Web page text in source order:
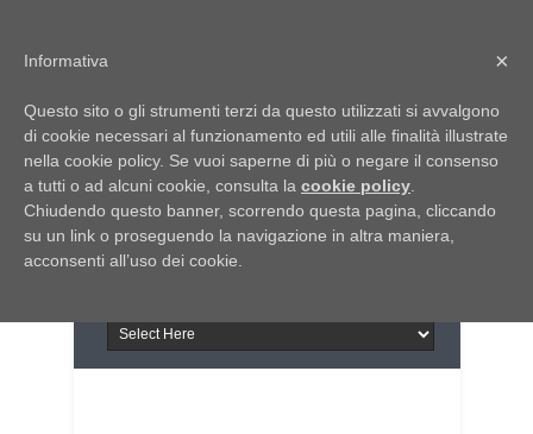
Italia Notizie
Giornale di Basilicata
Giornale di Puglia
INFORMAPUGLIA
Il portale n.1 del lavoro
in Puglia
×
Informativa
Questo sito o gli strumenti terzi da questo utilizzati si avvalgono
di cookie necessari al funzionamento ed utili alle finalità illustrate
nella cookie policy. Se vuoi saperne di più o negare il consenso
a tutti o ad alcuni cookie, consulta la cookie policy
Chiudendo questo banner, scorrendo questa pagina, cliccando
su un link o proseguendo la navigazione in altra maniera,
acconsenti all’uso dei cookie.